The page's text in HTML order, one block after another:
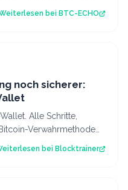
bei BTC-ECHO
noch sicherer:
Alle Schritte,
Verwahrmethode
…
bei Blocktrainer